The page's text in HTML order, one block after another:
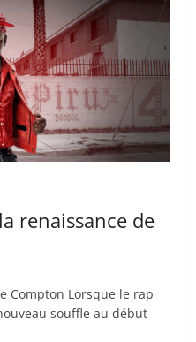
renaissance de
Compton Lorsque le rap
souffle au début